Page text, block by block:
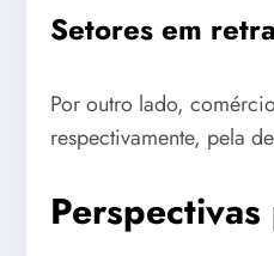
Setores em
Por outro lado,
respectivamente, pela